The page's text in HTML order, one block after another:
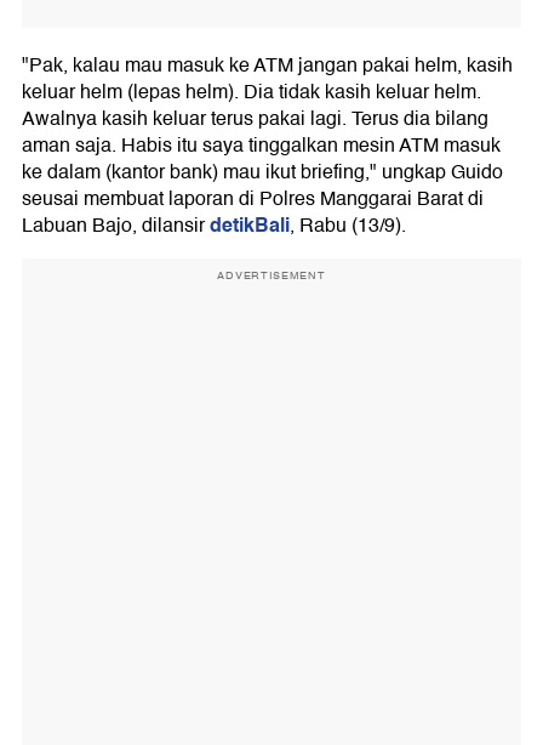
"Pak, kalau mau masuk ke ATM jangan pakai helm, kasih
keluar helm (lepas helm). Dia tidak kasih keluar helm.
Awalnya kasih keluar terus pakai lagi. Terus dia bilang
aman saja. Habis itu saya tinggalkan mesin ATM masuk
ke dalam (kantor bank) mau ikut briefing," ungkap Guido
seusai membuat laporan di Polres Manggarai Barat di
Labuan Bajo, dilansirdetikBali, Rabu (13/9).
ADVERTISEMENT